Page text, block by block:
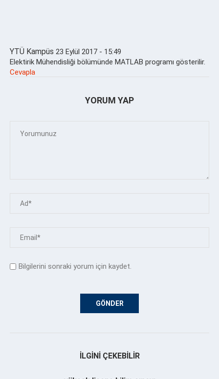
YTÜ Kampüs 23 Eylül 2017 - 15:49
Elektirik Mühendisliği bölümünde MATLAB programı gösterilir.
Cevapla
YORUM YAP
Bilgilerini sonraki yorum için kaydet.
İLGINI ÇEKEBILIR